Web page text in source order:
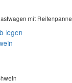
mit Reifenpanne
legen